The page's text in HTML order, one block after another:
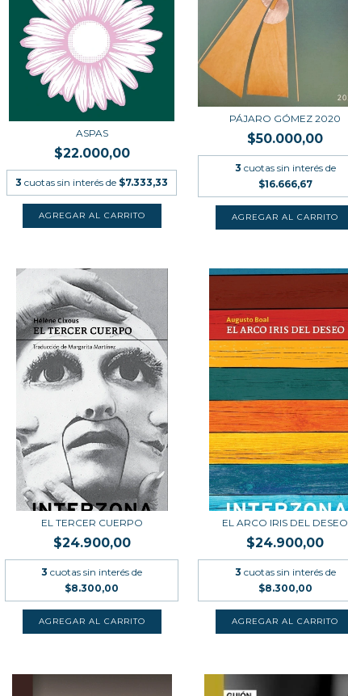
ASPAS
$22.000,00
3 cuotas sin interés de $7.333,33
PÁJARO GÓMEZ 2020
$50.000,00
3 cuotas sin interés de
$16.666,67
EL TERCER CUERPO
$24.900,00
3 cuotas sin interés de
$8.300,00
EL ARCO IRIS DEL DESEO
$24.900,00
3 cuotas sin interés de
$8.300,00